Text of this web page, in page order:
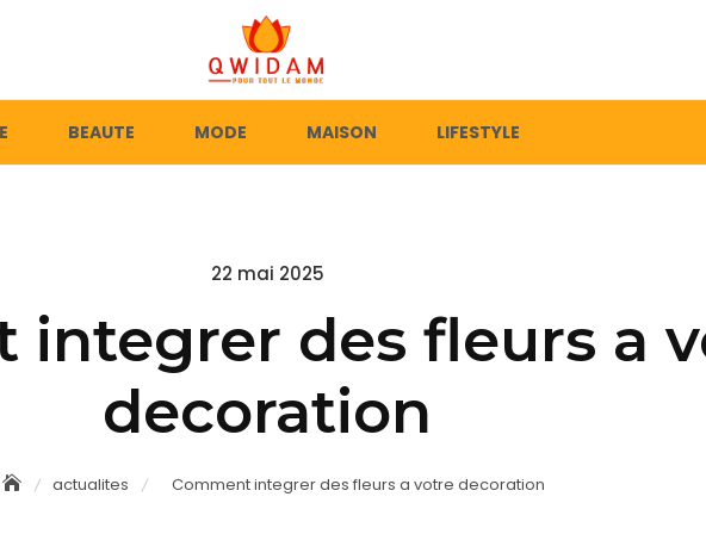
BEAUTE MODE MAISON LIFESTYLE
Posted
22 mai 2025
integrer des fleurs a
decoration
actualites Comment integrer des fleurs a votre decoration